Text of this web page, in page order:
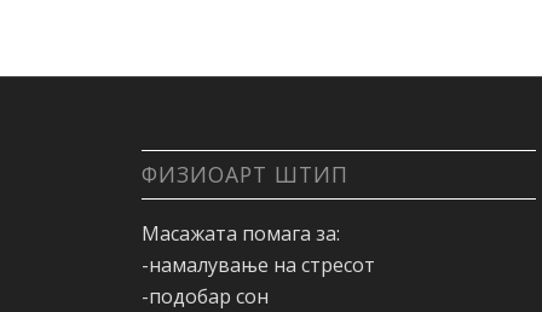
ФИЗИОАРТ ШТИП
Масажата помага за:
-намалување на стресот
-подобар сон